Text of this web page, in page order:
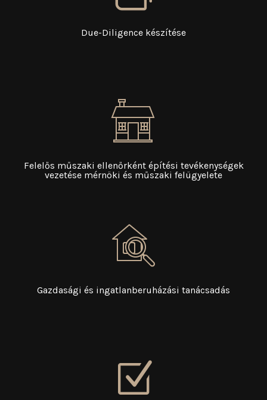
Due-Diligence készítése
Felelős műszaki ellenőrként építési tevékenységek
vezetése mérnöki és műszaki felügyelete
Gazdasági és ingatlanberuházási tanácsadás
Z